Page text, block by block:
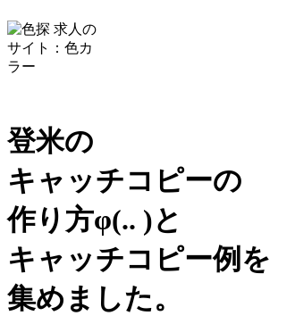
登米の
キャッチコピーの
作り方φ(.. )と
キャッチコピー例を
集めました。